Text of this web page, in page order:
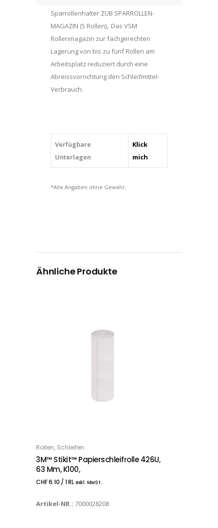
Sparrollenhalter ZUB SPARROLLEN-
MAGAZIN (5 Rollen),. Das VSM
Rollenmagazin zur fachgerechten
Lagerung von bis zu fünf Rollen am
Arbeitsplatz reduziert durch eine
Abreissvorrichtung den Schleifmittel-
Verbrauch.
Verfügbare
Unterlagen
Klick
mich
*Alle Angaben ohne Gewähr.
Ähnliche Produkte
IN DEN WARENKORB
Rollen, Schleifen
3M™ Stikit™ Papierschleifrolle 426U,
63 Mm, K100,
CHF6.10 / 1 RL exkl. MwSt.
Artikel-NR.: 7000028208